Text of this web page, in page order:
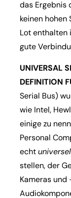
das Ergebnis
keinen
Lot enthalten
gute
UNIVERSAL
DEFINITION
Serial Bus)
wie Intel,
einige zu
Personal
echt
stellen, der
Kameras